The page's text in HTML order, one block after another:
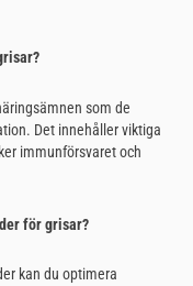
som de
Det innehåller viktiga
immunförsvaret och
för grisar?
kan du optimera